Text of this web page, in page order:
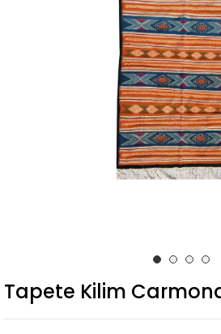
Tapete Kilim Carmona